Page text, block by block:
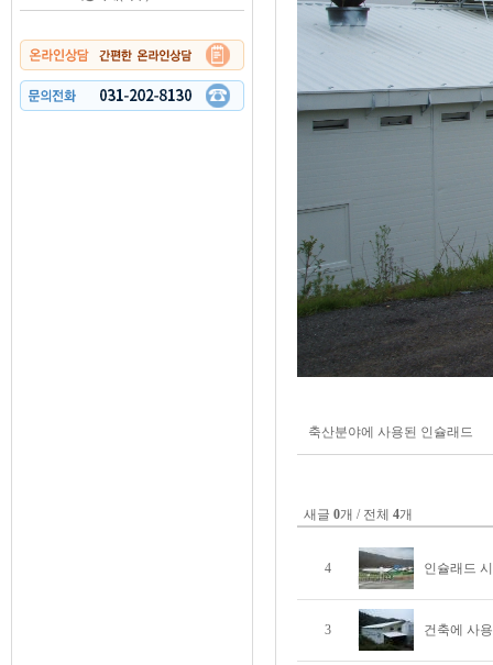
축산분야에 사용된 인슐래드
새글 0개 / 전체 4개
4 인슐래드
3 건축에 사